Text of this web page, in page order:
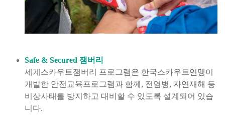
Safe & Secured 잼버리
세계스카우트잼버리 프로그램은 한국스카우트연맹이
개발한 안전교육프로그램과 함께, 전염병, 자연재해 등
비상사태를 방지하고 대비할 수 있도록 설계되어 있습
니다.